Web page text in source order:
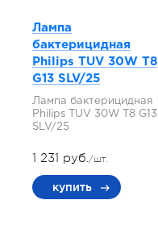
Лампа
бактерицидная
Philips TUV 30W T8
G13 SLV/25
Лампа бактерицидная
Philips TUV 30W T8 G13
SLV/25
1 231 руб./шт.
купить